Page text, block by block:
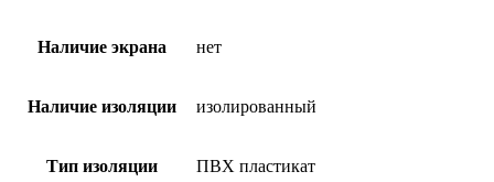
Наличие экрана нет
Наличие изоляции изолированный
Тип изоляции ПВХ пластикат